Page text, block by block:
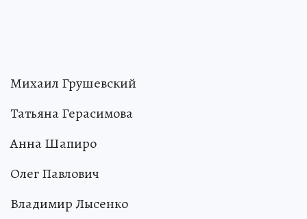
Михаил Грушевский
Татьяна Герасимова
Анна Шапиро
Олег Павлович
Владимир Лысенко